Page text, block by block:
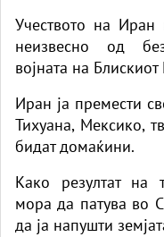
Учеството на Иран
неизвесно од
војната на Блискиот
Иран ја премести
Тихуана, Мексико,
бидат домаќини.
Како резултат на
мора да патува во
да ја напушти